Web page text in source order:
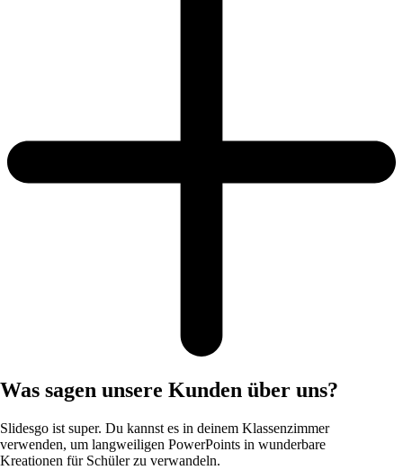
Was sagen unsere Kunden über uns?
Slidesgo ist super. Du kannst es in deinem Klassenzimmer
verwenden, um langweiligen PowerPoints in wunderbare
Kreationen für Schüler zu verwandeln.